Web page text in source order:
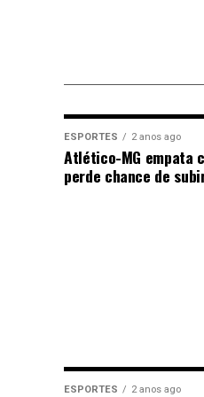
ESPORTES 2 anos ago
Atlético-MG empata
perde chance de
ESPORTES 2 anos ago